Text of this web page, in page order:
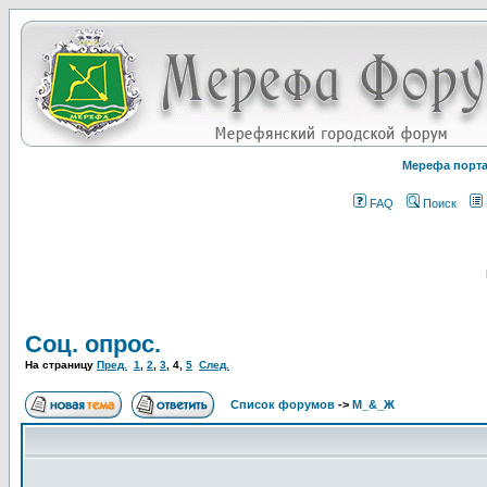
Мерефа
FAQ Поиск
Соц. опрос.
На страницу Пред. 1 2 3 4 5 След.
Список форумов -> М_&_Ж